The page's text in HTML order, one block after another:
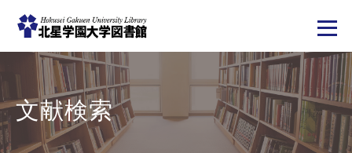
コ
ン
テ
ン
ツ
文献検索